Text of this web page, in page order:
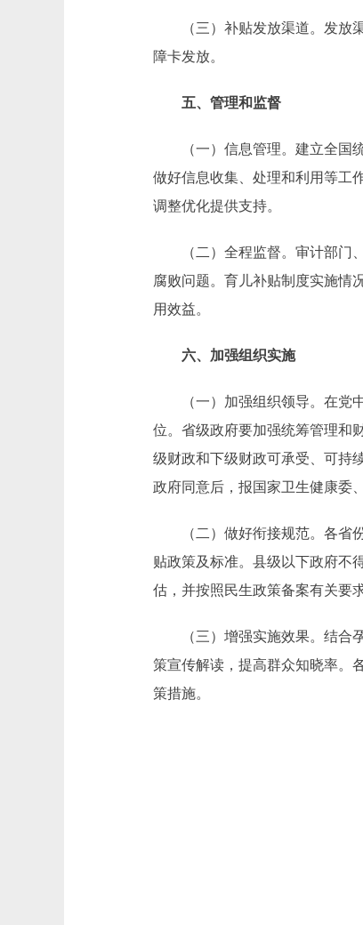
（三）补贴发放渠道。发放渠
障卡发放。
五、管理和监督
（一）信息管理。建立全国统
做好信息收集、处理和利用等工
调整优化提供支持。
（二）全程监督。审计部门、
腐败问题。育儿补贴制度实施情
用效益。
六、加强组织实施
（一）加强组织领导。在党中
位。省级政府要加强统筹管理和
级财政和下级财政可承受、可持
政府同意后，报国家卫生健康委
（二）做好衔接规范。各省份
贴政策及标准。县级以下政府不
估，并按照民生政策备案有关要
（三）增强实施效果。结合孕
策宣传解读，提高群众知晓率。
策措施。